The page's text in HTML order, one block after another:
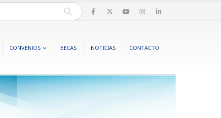
CONVENIOS BECAS NOTICIAS CONTACTO